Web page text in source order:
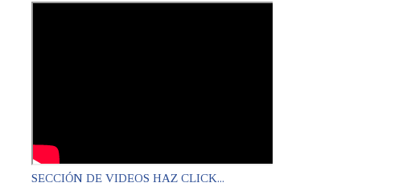
SECCIÓN DE VIDEOS HAZ CLICK...